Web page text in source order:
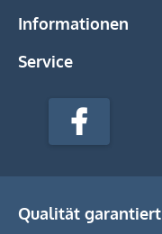
Informationen
Service
stempel-
Media
Facebook
Qualität garantiert